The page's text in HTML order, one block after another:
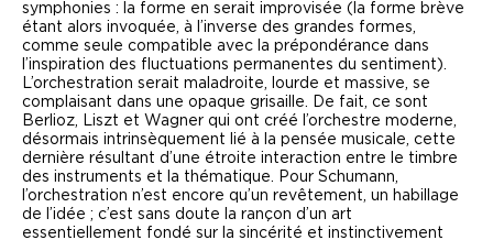
symphonies : la forme en serait improvisée (la forme brève
étant alors invoquée, à l’inverse des grandes formes,
comme seule compatible avec la prépondérance dans
l’inspiration des fluctuations permanentes du sentiment).
L’orchestration serait maladroite, lourde et massive, se
complaisant dans une opaque grisaille. De fait, ce sont
Berlioz, Liszt et Wagner qui ont créé l’orchestre moderne,
désormais intrinsèquement lié à la pensée musicale, cette
dernière résultant d’une étroite interaction entre le timbre
des instruments et la thématique. Pour Schumann,
l’orchestration n’est encore qu’un revêtement, un habillage
de l’idée ; c’est sans doute la rançon d’un art
essentiellement fondé sur la sincérité et instinctivement